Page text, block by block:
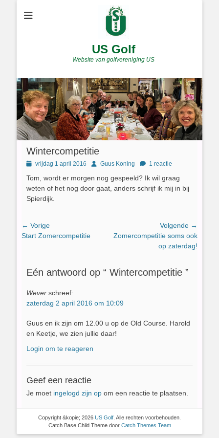
US Golf
Website van golfvereniging US
Wintercompetitie
Geplaatst
vrijdag 1 april 2016 AuthorGuus Koning 1 reactie
Tom, wordt er morgen nog gespeeld? Ik wil graag
weten of het nog door gaat, anders schrijf ik mij in bij
Spierdijk.
Bericht
navigatie
← Vorige
Vorig
Start Zomercompetitie
Volgende →
Volgend
Zomercompetitie soms ook
op zaterdag!
Eén antwoord op “ Wintercompetitie ”
Wever schreef:
zaterdag 2 april 2016 om 10:09
Guus en ik zijn om 12.00 u op de Old Course. Harold
en Keetje, we zien jullie daar!
Login om te reageren
Geef een reactie
Je moet ingelogd zijn op om een reactie te plaatsen.
Copyright &kopie; 2026 US Golf . Alle rechten voorbehouden.
Catch Base Child Theme door Catch Themes Team